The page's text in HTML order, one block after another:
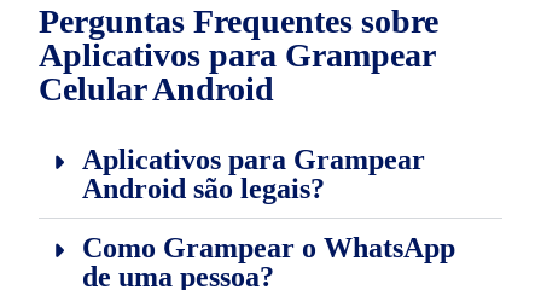
Perguntas Frequentes sobre
Aplicativos para Grampear
Celular Android
Aplicativos para Grampear
Android são legais?
Como Grampear o WhatsApp
de uma pessoa?